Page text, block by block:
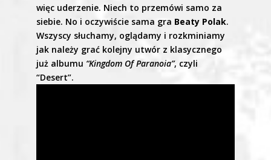
więc uderzenie. Niech to przemówi samo za
siebie. No i oczywiście sama gra Beaty Polak.
Wszyscy słuchamy, oglądamy i rozkminiamy
jak należy grać kolejny utwór z klasycznego
już albumu “Kingdom Of Paranoia”, czyli
“Desert”.